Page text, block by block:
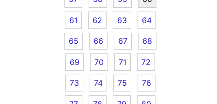
61 62 63 64
65 66 67 68
69 70 71 72
73 74 75 76